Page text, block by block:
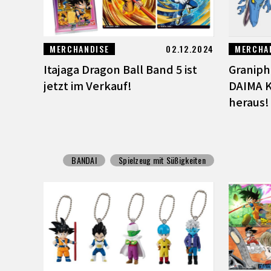
MERCHANDISE 02.12.2024
Itajaga Dragon Ball Band 5 ist
jetzt im Verkauf!
BANDAI Spielzeug mit Süßigkeiten
DAIMA
heraus!